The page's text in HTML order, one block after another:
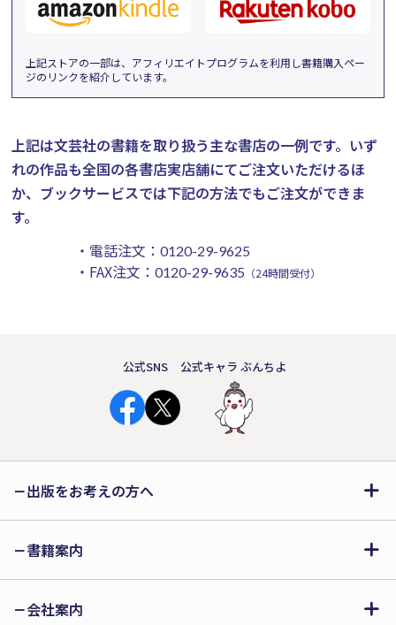
上記ストアの一部は、アフィリエイトプログラムを利用し書籍購入ペー
ジのリンクを紹介しています。
上記は文芸社の書籍を取り扱う主な書店の一例です。 いず
れの作品も全国の各書店実店舗にてご注文いただけるほ
か、ブックサービスでは下記の方法でもご注文ができま
す。
・電話注文： 0120-29-9625
・FAX注文： 0120-29-9635 （24時間受付）
公式SNS 公式キャラ ぶんちよ
出版をお考えの方へ
書籍案内
会社案内